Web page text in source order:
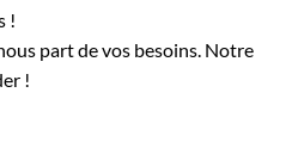
!
part de vos besoins. Notre
!